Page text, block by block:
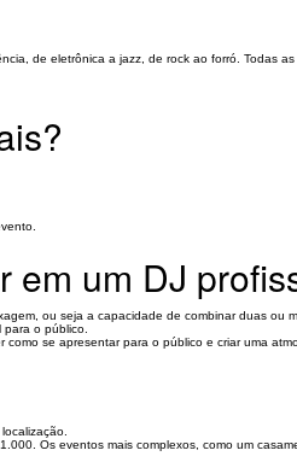
de eletrônica a jazz, de rock ao forró. Todas
em um DJ
ou seja a capacidade de combinar duas ou
o público.
se apresentar para o público e criar uma
Os eventos mais complexos, como um